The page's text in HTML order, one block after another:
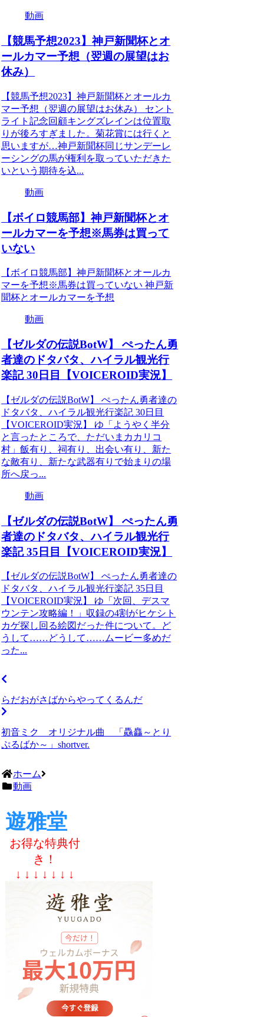
動画
【競馬予想2023】神戸新聞杯とオ
ールカマー予想（翌週の展望はお
休み）
【競馬予想2023】神戸新聞杯とオールカ
マー予想（翌週の展望はお休み） セント
ライト記念回顧キングズレインは位置取
りが後ろすぎました。菊花賞には行くと
思いますが…神戸新聞杯同じサンデーレ
ーシングの馬が権利を取っていただきた
いという期待を込...
動画
【ボイロ競馬部】神戸新聞杯とオ
ールカマーを予想※馬券は買って
いない
【ボイロ競馬部】神戸新聞杯とオールカ
マーを予想※馬券は買っていない 神戸新
聞杯とオールカマーを予想
動画
【ゼルダの伝説BotW】 ぺったん勇
者達のドタバタ、ハイラル観光行
楽記 30日目【VOICEROID実況】
【ゼルダの伝説BotW】 ぺったん勇者達の
ドタバタ、ハイラル観光行楽記 30日目
【VOICEROID実況】 ゆ「ようやく半分
と言ったところで、ただいまカカリコ
村」飯有り、祠有り、出会い有り、新た
な敵有り、新たな武器有りで始まりの場
所へ戻っ...
動画
【ゼルダの伝説BotW】 ぺったん勇
者達のドタバタ、ハイラル観光行
楽記 35日目【VOICEROID実況】
【ゼルダの伝説BotW】 ぺったん勇者達の
ドタバタ、ハイラル観光行楽記 35日目
【VOICEROID実況】 ゆ「次回、デスマ
ウンテン攻略編！」収録の4割がヒケシト
カゲ探し回る絵図だった件について。ど
うして……どうして……ムービー多めだ
った...
らだおがさばからやってくるんだ
初音ミク オリジナル曲 「驫麤～とり
ぷるばか～」shortver.
ホーム
動画
遊雅堂
お得な特典付
き！
↓ ↓ ↓ ↓ ↓ ↓ ↓